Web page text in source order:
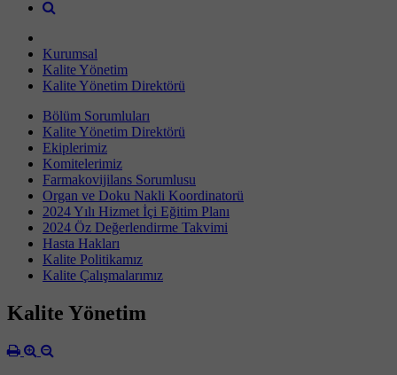
Kurumsal
Kalite Yönetim
Kalite Yönetim Direktörü
Bölüm Sorumluları
Kalite Yönetim Direktörü
Ekiplerimiz
Komitelerimiz
Farmakovijilans Sorumlusu
Organ ve Doku Nakli Koordinatorü
2024 Yılı Hizmet İçi Eğitim Planı
2024 Öz Değerlendirme Takvimi
Hasta Hakları
Kalite Politikamız
Kalite Çalışmalarımız
Kalite Yönetim